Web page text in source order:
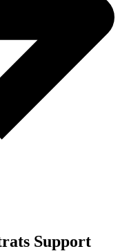
Support